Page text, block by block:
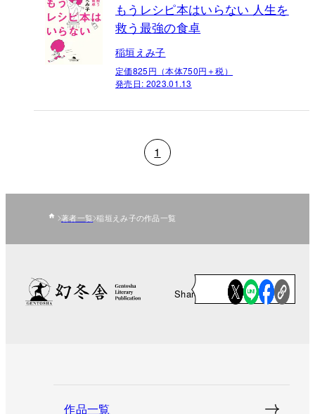
もうレシピ本はいらない 人生を
救う最強の食卓
稲垣えみ子
定価825円（本体750円＋税）
発売日: 2023.01.13
1
著者一覧 稲垣えみ子の作品一覧
Share
作品一覧